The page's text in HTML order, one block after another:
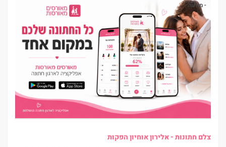
- מודעה -
צלם חתונות - אלירון אוחיון הפקות